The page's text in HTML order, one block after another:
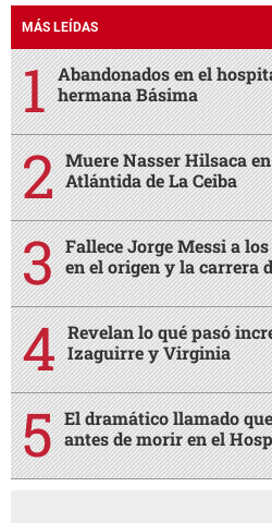
MÁS LEÍDAS
Abandonados en el
hermana Básima
Muere Nasser Hilsaca
Atlántida de La Ceiba
Fallece Jorge Messi a
en el origen y la carrera
Revelan lo qué pasó
Izaguirre y Virginia
El dramático llamado
antes de morir en el